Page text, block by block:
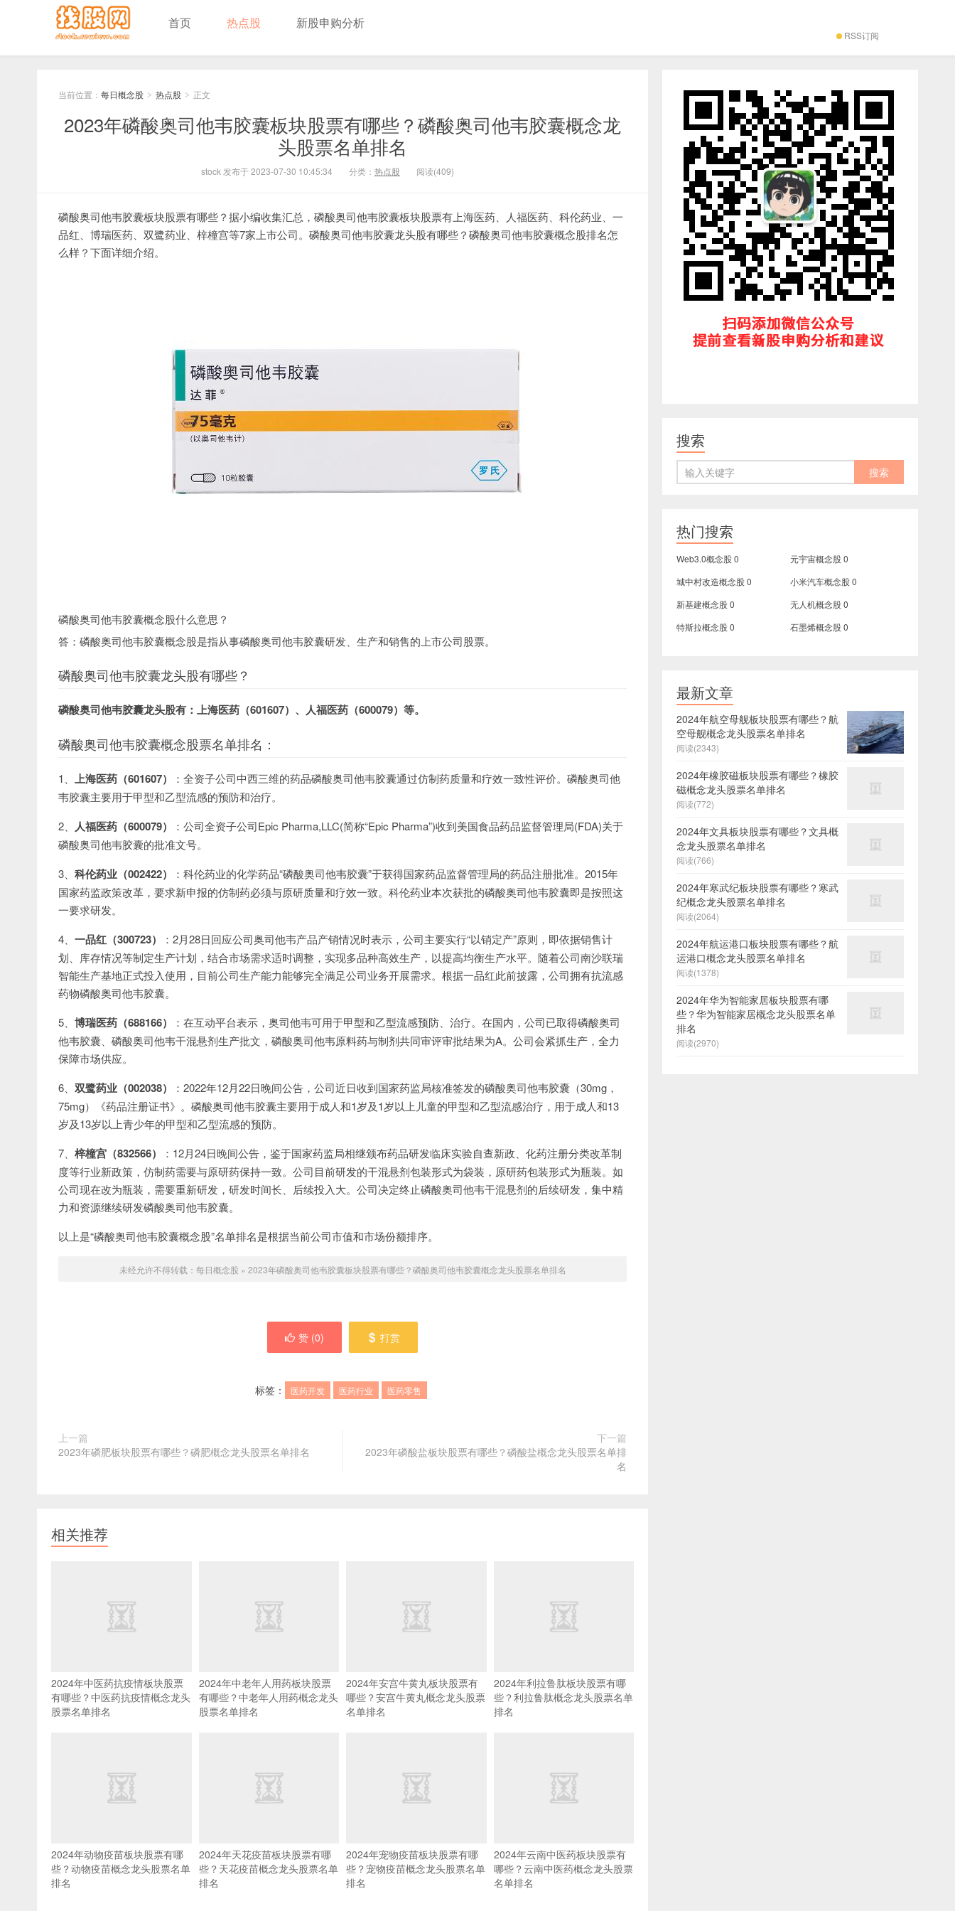
首页 热点股 新股申购分析
RSS订阅
当前位置： 每日概念股 > 热点股 > 正文
2023年磷酸奥司他韦胶囊板块股票有哪些？磷酸奥司他韦胶囊概念龙
头股票名单排名
stock 发布于 2023-07-30 10:45:34 分类： 热点股 阅读(409)
磷酸奥司他韦胶囊板块股票有哪些？据小编收集汇总，磷酸奥司他韦胶囊板块股票有上海医药、人福医药、科伦药业、一
品红、博瑞医药、双鹭药业、梓橦宫等7家上市公司。磷酸奥司他韦胶囊龙头股有哪些？磷酸奥司他韦胶囊概念股排名怎
么样？下面详细介绍。
磷酸奥司他韦胶囊概念股什么意思？
答：磷酸奥司他韦胶囊概念股是指从事磷酸奥司他韦胶囊研发、生产和销售的上市公司股票。
磷酸奥司他韦胶囊龙头股有哪些？
磷酸奥司他韦胶囊龙头股有：上海医药（601607）、人福医药（600079）等。
磷酸奥司他韦胶囊概念股票名单排名：
1、 上海医药（601607）
：全资子公司中西三维的药品磷酸奥司他韦胶囊通过仿制药质量和疗效一致性评价。磷酸奥司他
韦胶囊主要用于甲型和乙型流感的预防和治疗。
2、 人福医药（600079）
：公司全资子公司Epic Pharma,LLC(简称“Epic Pharma”)收到美国食品药品监督管理局(FDA)关于
磷酸奥司他韦胶囊的批准文号。
3、 科伦药业（002422）
：科伦药业的化学药品“磷酸奥司他韦胶囊”于获得国家药品监督管理局的药品注册批准。2015年
国家药监政策改革，要求新申报的仿制药必须与原研质量和疗效一致。科伦药业本次获批的磷酸奥司他韦胶囊即是按照这
一要求研发。
4、 一品红（300723）
：2月28日回应公司奥司他韦产品产销情况时表示，公司主要实行“以销定产”原则，即依据销售计
划、库存情况等制定生产计划，结合市场需求适时调整，实现多品种高效生产，以提高均衡生产水平。随着公司南沙联瑞
智能生产基地正式投入使用，目前公司生产能力能够完全满足公司业务开展需求。根据一品红此前披露，公司拥有抗流感
药物磷酸奥司他韦胶囊。
5、 博瑞医药（688166）
：在互动平台表示，奥司他韦可用于甲型和乙型流感预防、治疗。在国内，公司已取得磷酸奥司
他韦胶囊、磷酸奥司他韦干混悬剂生产批文，磷酸奥司他韦原料药与制剂共同审评审批结果为A。公司会紧抓生产，全力
保障市场供应。
6、 双鹭药业（002038）
：2022年12月22日晚间公告，公司近日收到国家药监局核准签发的磷酸奥司他韦胶囊（30mg，
75mg）《药品注册证书》。磷酸奥司他韦胶囊主要用于成人和1岁及1岁以上儿童的甲型和乙型流感治疗，用于成人和13
岁及13岁以上青少年的甲型和乙型流感的预防。
7、 梓橦宫（832566）
：12月24日晚间公告，鉴于国家药监局相继颁布药品研发临床实验自查新政、化药注册分类改革制
度等行业新政策，仿制药需要与原研药保持一致。公司目前研发的干混悬剂包装形式为袋装，原研药包装形式为瓶装。如
公司现在改为瓶装，需要重新研发，研发时间长、后续投入大。公司决定终止磷酸奥司他韦干混悬剂的后续研发，集中精
力和资源继续研发磷酸奥司他韦胶囊。
以上是“磷酸奥司他韦胶囊概念股”名单排名是根据当前公司市值和市场份额排序。
未经允许不得转载： 每日概念股 » 2023年磷酸奥司他韦胶囊板块股票有哪些？磷酸奥司他韦胶囊概念龙头股票名单排名
赞 (0) 打赏
标签： 医药开发 医药行业 医药零售
上一篇
2023年磷肥板块股票有哪些？磷肥概念龙头股票名单排名
下一篇
2023年磷酸盐板块股票有哪些？磷酸盐概念龙头股票名单排
名
相关推荐
2024年中医药抗疫情板块股票
有哪些？中医药抗疫情概念龙头
股票名单排名
2024年中老年人用药板块股票
有哪些？中老年人用药概念龙头
股票名单排名
2024年安宫牛黄丸板块股票有
哪些？安宫牛黄丸概念龙头股票
名单排名
2024年利拉鲁肽板块股票有哪
些？利拉鲁肽概念龙头股票名单
排名
2024年动物疫苗板块股票有哪
些？动物疫苗概念龙头股票名单
排名
2024年天花疫苗板块股票有哪
些？天花疫苗概念龙头股票名单
排名
2024年宠物疫苗板块股票有哪
些？宠物疫苗概念龙头股票名单
排名
2024年云南中医药板块股票有
哪些？云南中医药概念龙头股票
名单排名
搜索
热门搜索
Web3.0概念股0 元宇宙概念股0
城中村改造概念股0 小米汽车概念股0
新基建概念股0 无人机概念股0
特斯拉概念股0 石墨烯概念股0
最新文章
2024年航空母舰板块股票有哪些？航
空母舰概念龙头股票名单排名
阅读(2343)
2024年橡胶磁板块股票有哪些？橡胶
磁概念龙头股票名单排名
阅读(772)
2024年文具板块股票有哪些？文具概
念龙头股票名单排名
阅读(766)
2024年寒武纪板块股票有哪些？寒武
纪概念龙头股票名单排名
阅读(2064)
2024年航运港口板块股票有哪些？航
运港口概念龙头股票名单排名
阅读(1378)
2024年华为智能家居板块股票有哪
些？华为智能家居概念龙头股票名单
排名
阅读(2970)